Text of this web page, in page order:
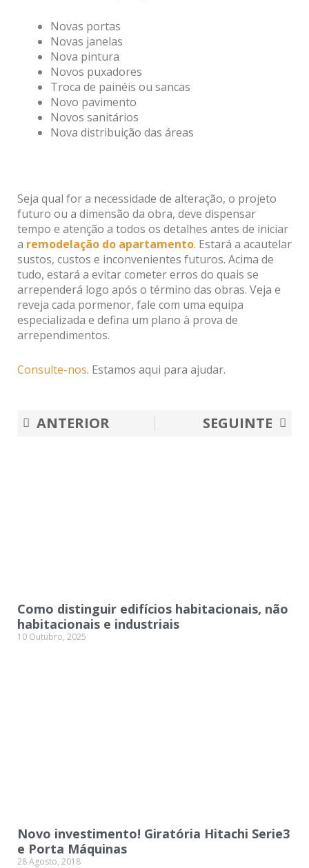
Novas portas
Novas janelas
Nova pintura
Novos puxadores
Troca de painéis ou sancas
Novo pavimento
Novos sanitários
Nova distribuição das áreas
Seja qual for a necessidade de alteração, o projeto
futuro ou a dimensão da obra, deve dispensar
tempo e atenção a todos os detalhes antes de iniciar
a remodelação do apartamento. Estará a acautelar
sustos, custos e inconvenientes futuros. Acima de
tudo, estará a evitar cometer erros do quais se
arrependerá logo após o término das obras. Veja e
reveja cada pormenor, fale com uma equipa
especializada e defina um plano à prova de
arrependimentos.
Consulte-nos. Estamos aqui para ajudar.
Prev
ANTERIOR SEGUINTE
Como distinguir edifícios habitacionais, não
habitacionais e industriais
10 Outubro, 2025
Novo investimento! Giratória Hitachi Serie3
e Porta Máquinas
28 Agosto, 2018